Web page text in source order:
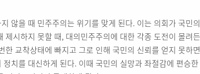
않을 때 민주주의는 위기를 맞게 된다. 이는 의회가 국민
제시하지 못할 때, 대의민주주의에 대한 각종 도전이 몰려
교착상태에 빠지고 그로 인해 국민의 신뢰를 얻지 못하
치를 대신하게 된다. 이때 국민의 실망과 좌절감에 편승